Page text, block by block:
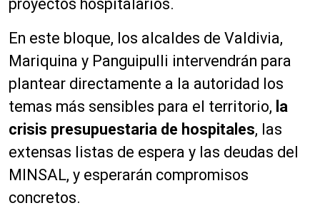
proyectos hospitalarios.
En este bloque, los alcaldes de Valdivia,
Mariquina y Panguipulli intervendrán para
plantear directamente a la autoridad los
temas más sensibles para el territorio, la
crisis presupuestaria de hospitales, las
extensas listas de espera y las deudas del
MINSAL, y esperarán compromisos
concretos.